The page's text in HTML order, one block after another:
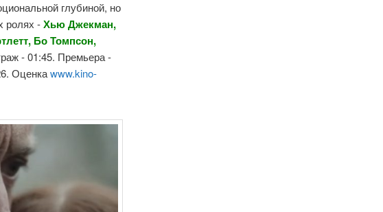
глубиной, но
ролях -Хью Джекман,
Бо Томпсон,
- 01:45. Премьера -
Оценкаwww.kino-